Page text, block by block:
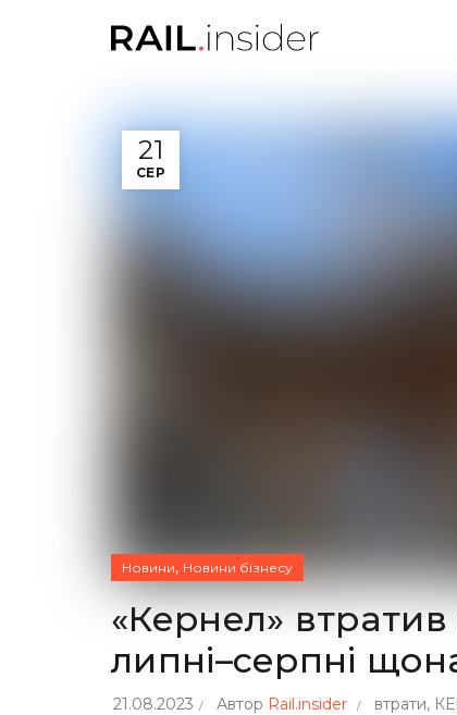
21
СЕР
Новини, Новини бізнесу
«Кернел» втратив
липні–серпні
21.08.2023 Автор Rail.insider втрати,